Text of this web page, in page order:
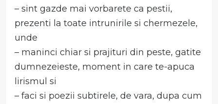
– sint gazde mai vorbarete ca pestii,
prezenti la toate intrunirile si chermezele,
unde
– maninci chiar si prajituri din peste, gatite
dumnezeieste, moment in care te-apuca
lirismul si
– faci si poezii subtirele, de vara, dupa cum